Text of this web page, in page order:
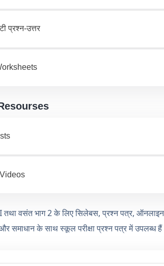
प्रश्न-उत्तर
II तथा वसंत भाग 2 के लिए सिलेबस, प्रश्न पत्र,
समाधान के साथ स्कूल परीक्षा प्रश्न पत्र में उपलब्ध